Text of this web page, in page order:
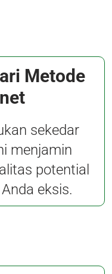
Metode
sekedar
menjamin
potential
eksis.